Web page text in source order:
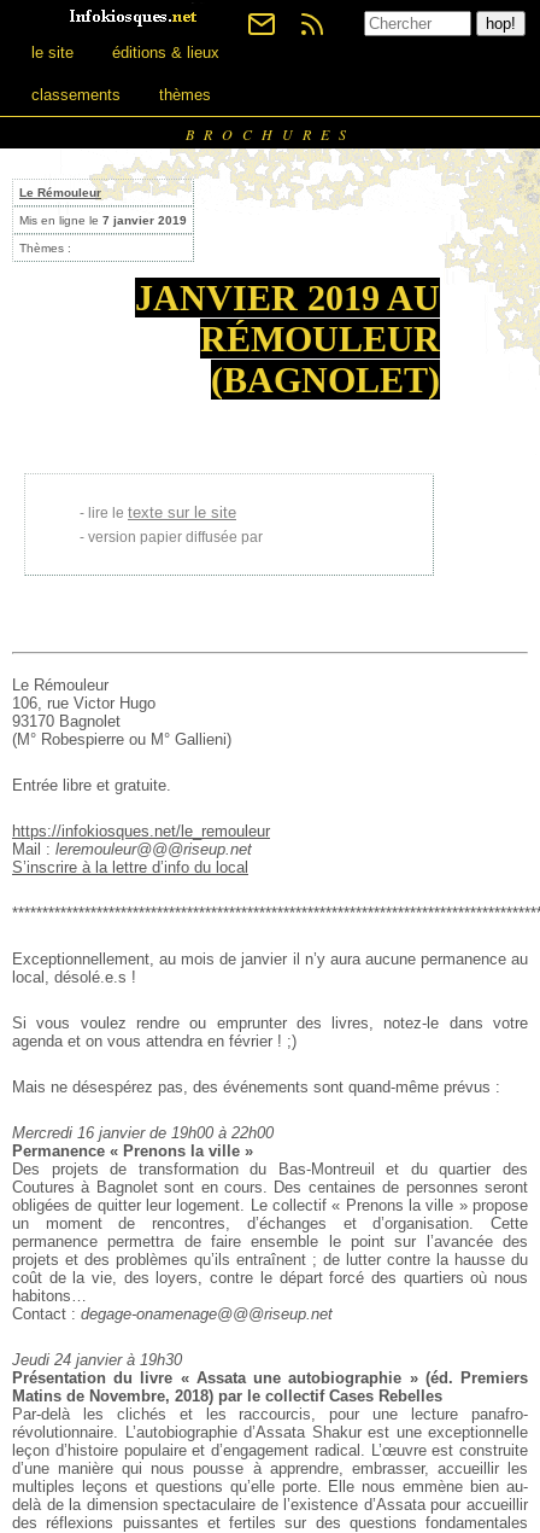
le site éditions & lieux
classements thèmes
BROCHURES
Le Rémouleur
Mis en ligne le 7 janvier 2019
Thèmes :
JANVIER 2019 AU
RÉMOULEUR
(BAGNOLET)
lire le texte sur le site
version papier diffusée par
Le Rémouleur
106, rue Victor Hugo
93170 Bagnolet
(M° Robespierre ou M° Gallieni)
Entrée libre et gratuite.
https://infokiosques.net/le_remouleur
Mail : leremouleur@@@riseup.net
S’inscrire à la lettre d’info du local
Exceptionnellement, au mois de janvier il n’y aura aucune permanence au
local, désolé.e.s !
Si vous voulez rendre ou emprunter des livres, notez-le dans votre
agenda et on vous attendra en février ! ;)
Mais ne désespérez pas, des événements sont quand-même prévus :
Mercredi 16 janvier de 19h00 à 22h00
Permanence « Prenons la ville »
Des projets de transformation du Bas-Montreuil et du quartier des
Coutures à Bagnolet sont en cours. Des centaines de personnes seront
obligées de quitter leur logement. Le collectif « Prenons la ville » propose
un moment de rencontres, d’échanges et d’organisation. Cette
permanence permettra de faire ensemble le point sur l’avancée des
projets et des problèmes qu’ils entraînent ; de lutter contre la hausse du
coût de la vie, des loyers, contre le départ forcé des quartiers où nous
habitons…
Contact : degage-onamenage@@@riseup.net
Jeudi 24 janvier à 19h30
Présentation du livre « Assata une autobiographie » (éd. Premiers
Matins de Novembre, 2018) par le collectif Cases Rebelles
Par-delà les clichés et les raccourcis, pour une lecture panafro-
révolutionnaire. L’autobiographie d’Assata Shakur est une exceptionnelle
leçon d’histoire populaire et d’engagement radical. L’œuvre est construite
d’une manière qui nous pousse à apprendre, embrasser, accueillir les
multiples leçons et questions qu’elle porte. Elle nous emmène bien au-
delà de la dimension spectaculaire de l’existence d’Assata pour accueillir
des réflexions puissantes et fertiles sur des questions fondamentales